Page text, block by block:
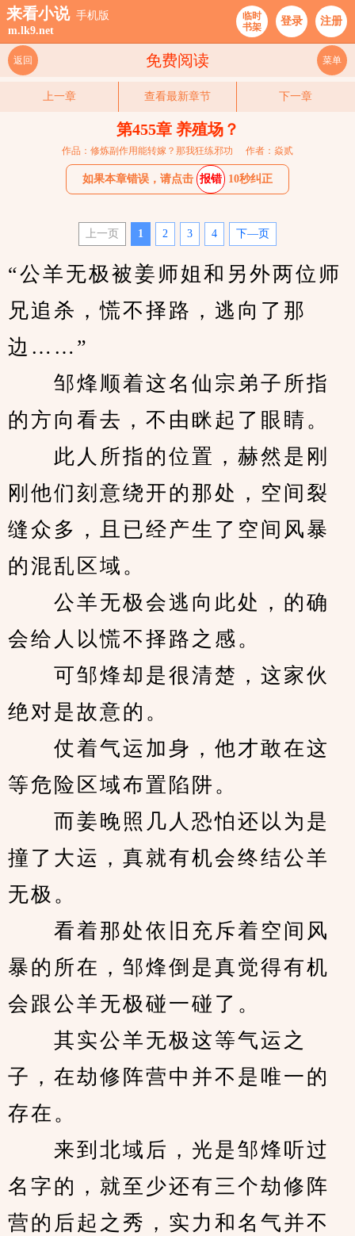
来看小说 手机版
m.lk9.net
临时
书架
登录 注册
免费阅读
返回 菜单
上一章 查看最新章节 下一章
第455章 养殖场？
作品：修炼副作用能转嫁？那我狂练邪功 作者：焱贰
如果本章错误，请点击 报错 10秒纠正
上一页 1 2 3 4 下—页
“公羊无极被姜师姐和另外两位师
兄追杀，慌不择路，逃向了那
边……”
邹烽顺着这名仙宗弟子所指
的方向看去，不由眯起了眼睛。
此人所指的位置，赫然是刚
刚他们刻意绕开的那处，空间裂
缝众多，且已经产生了空间风暴
的混乱区域。
公羊无极会逃向此处，的确
会给人以慌不择路之感。
可邹烽却是很清楚，这家伙
绝对是故意的。
仗着气运加身，他才敢在这
等危险区域布置陷阱。
而姜晚照几人恐怕还以为是
撞了大运，真就有机会终结公羊
无极。
看着那处依旧充斥着空间风
暴的所在，邹烽倒是真觉得有机
会跟公羊无极碰一碰了。
其实公羊无极这等气运之
子，在劫修阵营中并不是唯一的
存在。
来到北域后，光是邹烽听过
名字的，就至少还有三个劫修阵
营的后起之秀，实力和名气并不